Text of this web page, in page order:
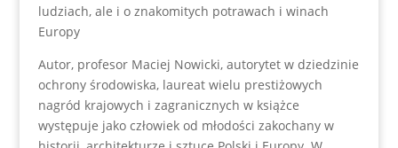
ludziach, ale i o znakomitych potrawach i winach
Europy
Autor, profesor Maciej Nowicki, autorytet w dziedzinie
ochrony środowiska, laureat wielu prestiżowych
nagród krajowych i zagranicznych w książce
występuje jako człowiek od młodości zakochany w